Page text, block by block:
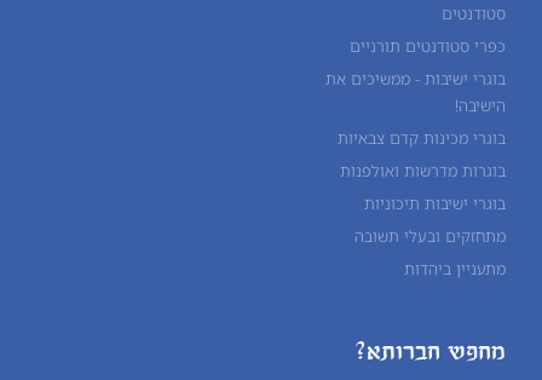
סטודנטים
כפרי סטודנטים תורניים
בוגרי ישיבות - ממשיכים את
הישיבה!
בוגרי מכינות קדם צבאיות
בוגרות מדרשות ואולפנות
בוגרי ישיבות תיכוניות
מתחזקים ובעלי תשובה
מתעניין ביהדות
מחפש חברותא?